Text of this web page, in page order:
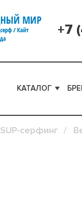
+7
КАТАЛОГ
SUP-серфинг